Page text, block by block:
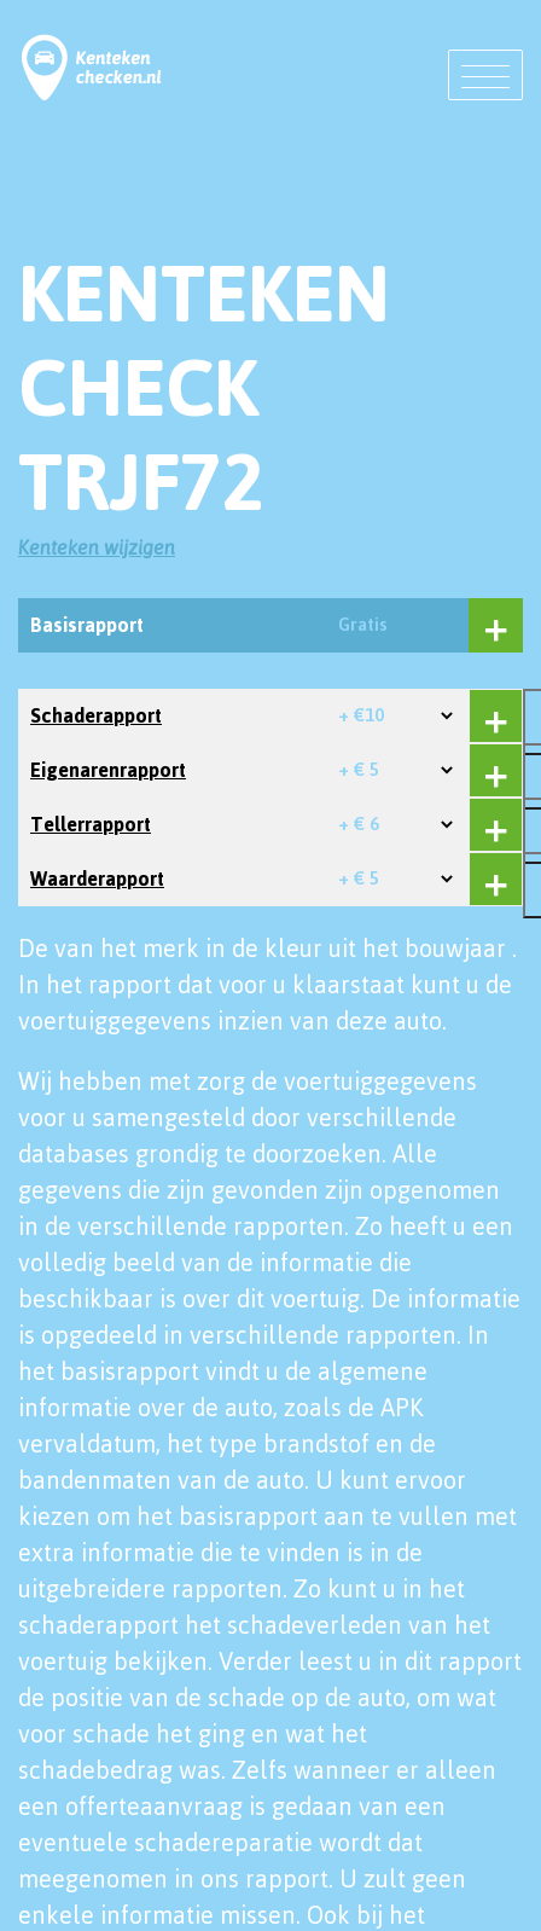
KENTEKEN
CHECK
TRJF72
Kenteken wijzigen
Basisrapport Gratis
Schaderapport + €10
Eigenarenrapport + € 5
Tellerrapport + € 6
Waarderapport + € 5
De van het merk in de kleur uit het bouwjaar .
In het rapport dat voor u klaarstaat kunt u de
voertuiggegevens inzien van deze auto.
Wij hebben met zorg de voertuiggegevens
voor u samengesteld door verschillende
databases grondig te doorzoeken. Alle
gegevens die zijn gevonden zijn opgenomen
in de verschillende rapporten. Zo heeft u een
volledig beeld van de informatie die
beschikbaar is over dit voertuig. De informatie
is opgedeeld in verschillende rapporten. In
het basisrapport vindt u de algemene
informatie over de auto, zoals de APK
vervaldatum, het type brandstof en de
bandenmaten van de auto. U kunt ervoor
kiezen om het basisrapport aan te vullen met
extra informatie die te vinden is in de
uitgebreidere rapporten. Zo kunt u in het
schaderapport het schadeverleden van het
voertuig bekijken. Verder leest u in dit rapport
de positie van de schade op de auto, om wat
voor schade het ging en wat het
schadebedrag was. Zelfs wanneer er alleen
een offerteaanvraag is gedaan van een
eventuele schadereparatie wordt dat
meegenomen in ons rapport. U zult geen
enkele informatie missen. Ook bij het